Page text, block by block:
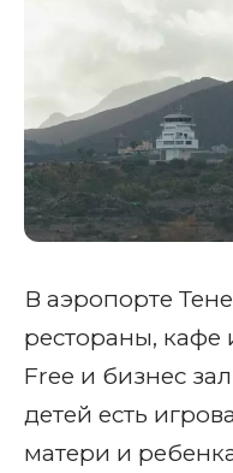
В аэропорте
рестораны,
Free и бизнес
детей есть
матери и